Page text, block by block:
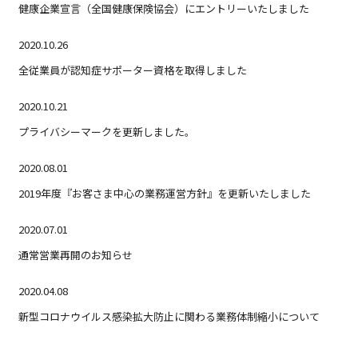
健康企業宣言（全国健康保険協会）にエントリーいたしました
2020.10.26
全従業員が認知症サポーター資格を取得しました
2020.10.21
プライバシーマークを更新しました。
2020.08.01
2019年度『お客さま中心の業務運営方針』を更新いたしました
2020.07.01
通常営業再開のお知らせ
2020.04.08
新型コロナウイルス感染拡大防止に関わる業務体制縮小について